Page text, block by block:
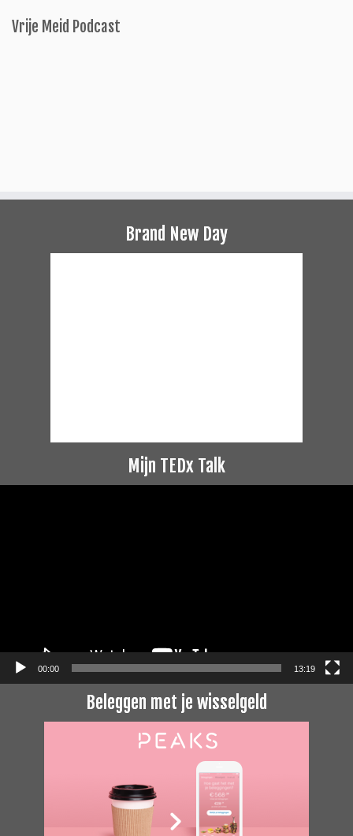
Vrije Meid Podcast
Brand New Day
Mijn TEDx Talk
00:00 13:19
Beleggen met je wisselgeld